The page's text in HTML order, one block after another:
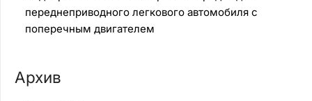
переднеприводного легкового автомобиля с
поперечным двигателем
Архив